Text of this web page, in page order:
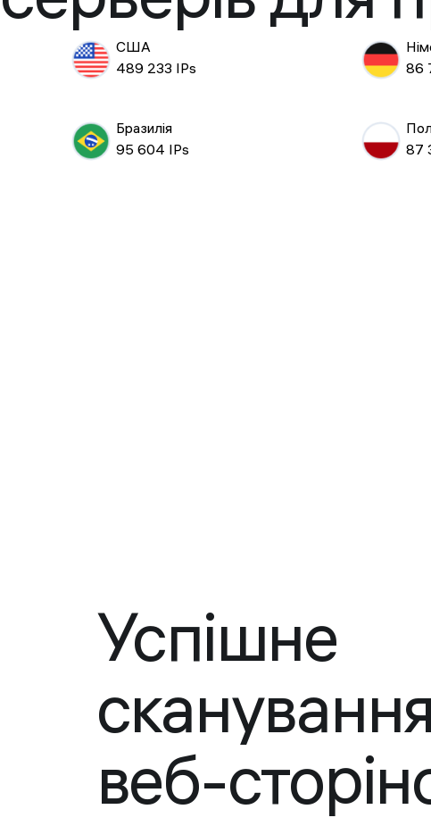
США
489 233 IPs
86
Бразилія
95 604 IPs
87
Успішне
сканування
веб-